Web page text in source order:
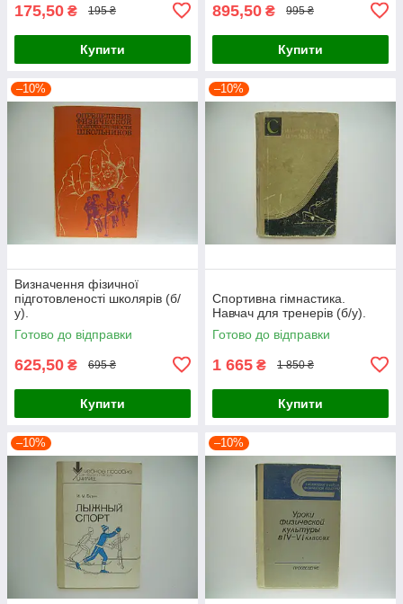
175,50 ₴ 195 ₴
Купити
895,50 ₴ 995 ₴
Купити
–10%
Визначення фізичної
підготовленості школярів (б/
у).
Готово до відправки
625,50 ₴ 695 ₴
Купити
–10%
Спортивна гімнастика.
Навчач для тренерів (б/у).
Готово до відправки
1 665 ₴ 1 850 ₴
Купити
–10% –10%